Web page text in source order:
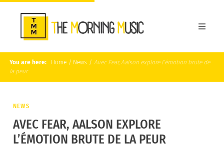
You are here: Home / News / Avec Fear, Aalson explore l’émotion brute de
la peur
NEWS
AVEC FEAR, AALSON EXPLORE
L’ÉMOTION BRUTE DE LA PEUR